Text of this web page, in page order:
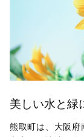
美しい水と緑
熊取町は、大阪府